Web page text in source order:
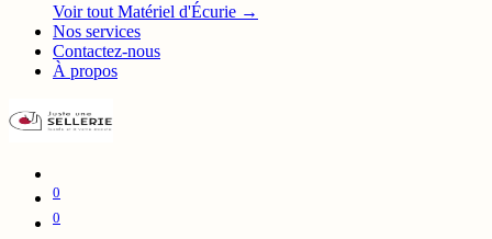
Voir tout Matériel d'Écurie →
Nos services
Contactez-nous
À propos
0
0